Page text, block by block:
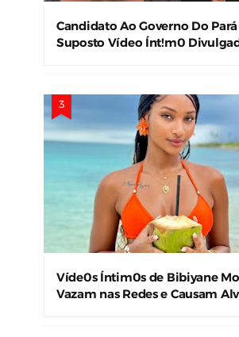
Candidato Ao Governo Do Pará
Suposto Vídeo Ínt!m0
Víde0s Íntim0s de Bibiyane
Vazam nas Redes e Causam